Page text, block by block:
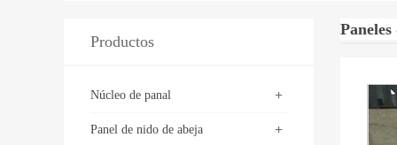
Productos
+
Núcleo de panal
+
Panel de nido de abeja